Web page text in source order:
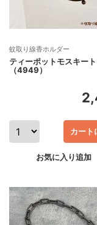
蚊取り線香ホルダー
ティーポットモスキート
（4949）
カート
お気に入り追加